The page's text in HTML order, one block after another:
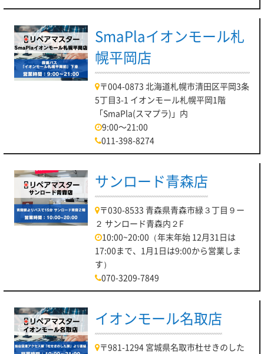
SmaPlaイオンモール札
幌平岡店
〒004-0873 北海道札幌市清田区平岡3条
5丁目3-1 イオンモール札幌平岡1階
「SmaPla(スマプラ)」内
9:00～21:00
011-398-8274
サンロード青森店
〒030-8533 青森県青森市緑３丁目９ー
２ サンロード青森内２F
10:00~20:00（年末年始 12月31日は
17:00まで、1月1日は9:00から営業しま
す）
070-3209-7849
イオンモール名取店
〒981-1294 宮城県名取市杜せきのした